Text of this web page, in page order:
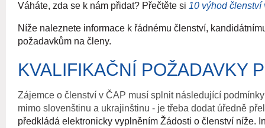
Váháte, zda se k nám přidat? Přečtěte si 10 výhod členství
Níže naleznete informace k řádnému členství,
požadavkům na členy.
KVALIFIKAČNÍ POŽADAVKY
Zájemce o členství v ČAP musí splnit následující
mimo slovenštinu a ukrajinštinu - je třeba dodat úředně
předkládá elektronicky vyplněním Žádosti o členství níže.